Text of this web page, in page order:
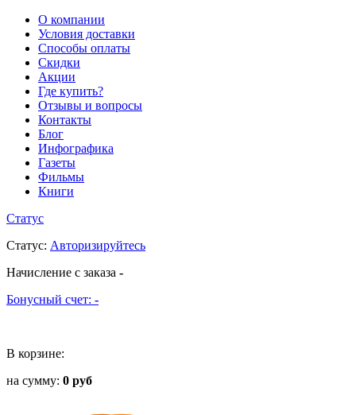
О компании
Условия доставки
Способы оплаты
Скидки
Акции
Где купить?
Отзывы и вопросы
Контакты
Блог
Инфографика
Газеты
Фильмы
Книги
Статус
Статус: Авторизируйтесь
Начисление с заказа -
Бонусный счет: -
В корзине:
на сумму: 0 руб